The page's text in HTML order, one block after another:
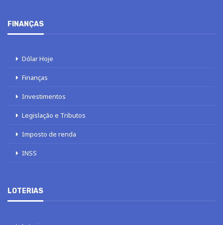
FINANÇAS
Dólar Hoje
Finanças
Investimentos
Legislação e Tributos
Imposto de renda
INSS
LOTERIAS